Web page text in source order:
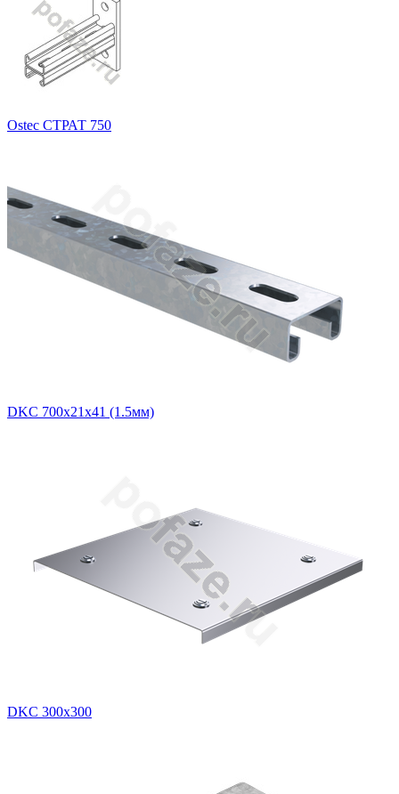
Ostec СТРАТ 750
DKC 700х21х41 (1.5мм)
DKC 300х300